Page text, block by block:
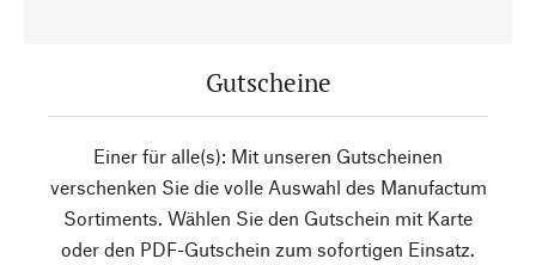
Gutscheine
Einer für alle(s): Mit unseren Gutscheinen
verschenken Sie die volle Auswahl des Manufactum
Sortiments. Wählen Sie den Gutschein mit Karte
oder den PDF-Gutschein zum sofortigen Einsatz.